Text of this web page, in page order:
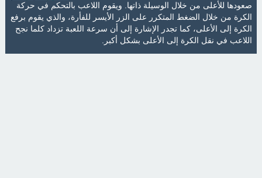
صعودها للأعلى من خلال الوسيلة ذاتها. ويقوم اللاعب بالتحكم في حركة
الكرة من خلال الضغط المتكرر على الزر الأيسر للفأرة، والذي يقوم برفع
الكرة إلى الأعلى، كما تجدر الإشارة إلى أن سرعة اللعبة تزداد كلما نجح
اللاعب في نقل الكرة إلى الأعلى بشكل أكبر.